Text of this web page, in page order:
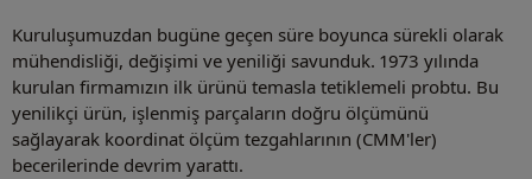
Kuruluşumuzdan bugüne geçen süre boyunca sürekli olarak
mühendisliği, değişimi ve yeniliği savunduk. 1973 yılında
kurulan firmamızın ilk ürünü temasla tetiklemeli probtu. Bu
yenilikçi ürün, işlenmiş parçaların doğru ölçümünü
sağlayarak koordinat ölçüm tezgahlarının (CMM'ler)
becerilerinde devrim yarattı.